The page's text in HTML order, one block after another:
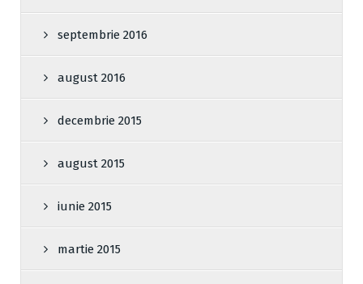
septembrie 2016
august 2016
decembrie 2015
august 2015
iunie 2015
martie 2015